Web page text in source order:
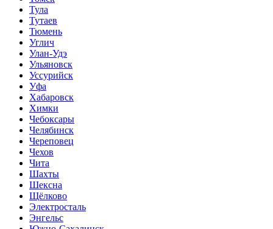
Тула
Тутаев
Тюмень
Углич
Улан-Удэ
Ульяновск
Уссурийск
Уфа
Хабаровск
Химки
Чебоксары
Челябинск
Череповец
Чехов
Чита
Шахты
Шексна
Щёлково
Электросталь
Энгельс